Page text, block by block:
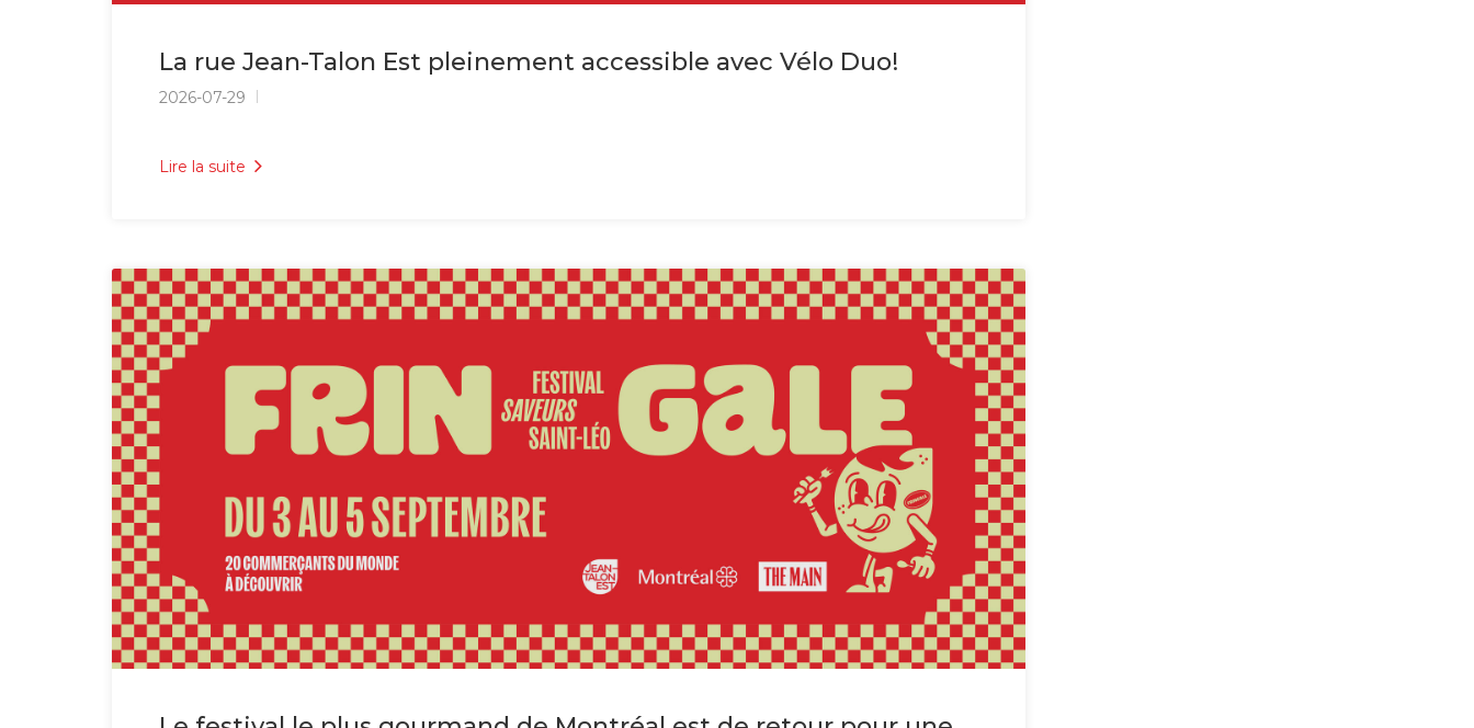
La rue Jean-Talon Est pleinement accessible avec Vélo Duo!
2026-07-29
Lire la suite